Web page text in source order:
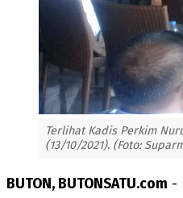
Terlihat Kadis Perkim
(13/10/2021). (Foto:
BUTON, BUTONSATU.com -